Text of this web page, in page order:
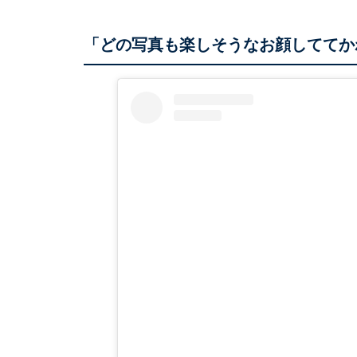
「どの写真も楽しそうなお顔してて